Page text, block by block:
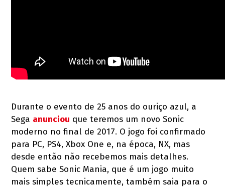
Durante o evento de 25 anos do ouriço azul, a
Sega anunciou que teremos um novo Sonic
moderno no final de 2017. O jogo foi confirmado
para PC, PS4, Xbox One e, na época, NX, mas
desde então não recebemos mais detalhes.
Quem sabe Sonic Mania, que é um jogo muito
mais simples tecnicamente, também saia para o